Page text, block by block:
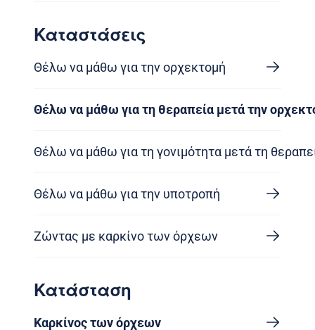
Καταστάσεις
Θέλω να μάθω για την ορχεκτομή
Θέλω να μάθω για τη θεραπεία μετά την
Θέλω να μάθω για τη γονιμότητα μετά τη
Θέλω να μάθω για την υποτροπή
Ζώντας με καρκίνο των όρχεων
Κατάσταση
Καρκίνος των όρχεων